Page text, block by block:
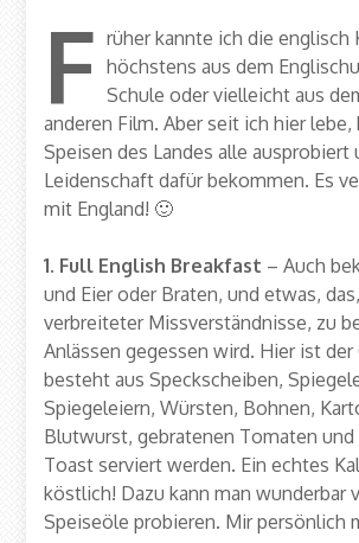
F rüher kannte ich die englisch
höchstens aus dem
Schule oder vielleicht aus
anderen Film. Aber seit ich hier lebe,
Speisen des Landes alle ausprobiert
Leidenschaft dafür bekommen. Es
mit England! 🙂
1. Full English Breakfast – Auch
und Eier oder Braten, und etwas,
verbreiteter Missverständnisse, zu
Anlässen gegessen wird. Hier ist der
besteht aus Speckscheiben,
Spiegeleiern, Würsten, Bohnen,
Blutwurst, gebratenen Tomaten
Toast serviert werden. Ein echtes
köstlich! Dazu kann man wunderbar
Speiseöle probieren. Mir persönlich